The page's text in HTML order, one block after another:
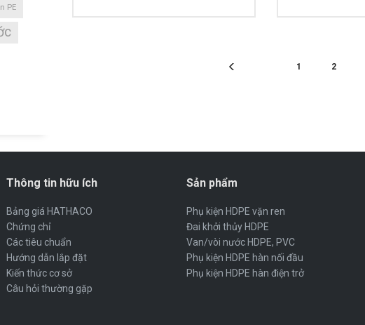
1 2
PE
Thông tin hữu ích
Bảng giá HATHACO
Chứng chỉ
Các tiêu chuẩn
Hướng dẫn lắp đặt
Kiến thức cơ sở
Câu hỏi thường gặp
Sản phẩm
Phụ kiện HDPE vặn ren
Đai khởi thủy HDPE
Van/vòi nước HDPE, PVC
Phụ kiện HDPE hàn nối đầu
Phụ kiện HDPE hàn điện trở